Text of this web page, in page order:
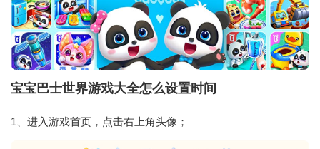
宝宝巴士世界游戏大全怎么设置时间
1、进入游戏首页，点击右上角头像；